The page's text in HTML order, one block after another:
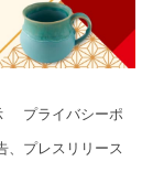
プライバシーポ
、プレスリリース